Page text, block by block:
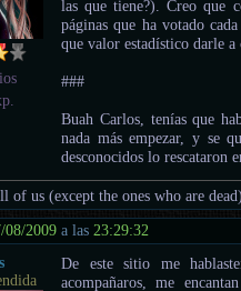
las que tiene?). Creo que
páginas que ha votado
que valor estadístico darle a
###
Buah Carlos, tenías que
nada más empezar, y se
desconocidos lo rescataron
of us (except the ones who are
08/2009 a las23:29:32
De este sitio me
acompañaros, me